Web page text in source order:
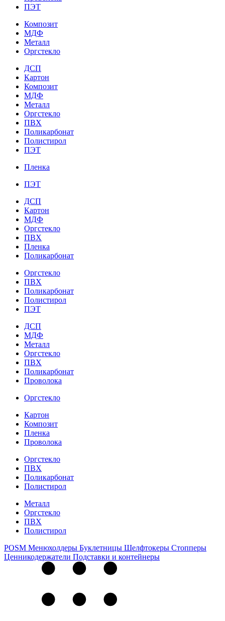
ПЭТ
Композит
МДФ
Металл
Оргстекло
ДСП
Картон
Композит
МДФ
Металл
Оргстекло
ПВХ
Поликарбонат
Полистирол
ПЭТ
Пленка
ПЭТ
ДСП
Картон
МДФ
Оргстекло
ПВХ
Пленка
Поликарбонат
Оргстекло
ПВХ
Поликарбонат
Полистирол
ПЭТ
ДСП
МДФ
Металл
Оргстекло
ПВХ
Поликарбонат
Проволока
Оргстекло
Картон
Композит
Пленка
Проволока
Оргстекло
ПВХ
Поликарбонат
Полистирол
Металл
Оргстекло
ПВХ
Полистирол
POSM Менюхолдеры Буклетницы Шелфтокеры Стопперы
Ценникодер­жа­те­ли Подставки и контейнеры